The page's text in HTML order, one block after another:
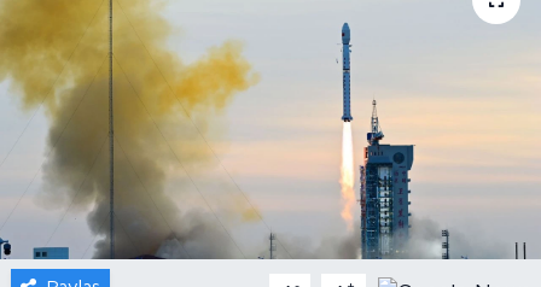
Bilim ve Teknoloji
Çin Fuarları
Gündem
Video